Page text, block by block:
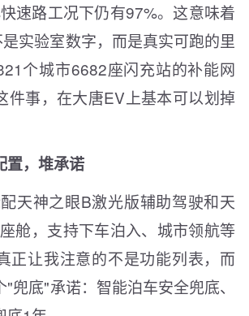
速路工况下仍有97%。这意味着
实验室数字，而是真实可跑的里
个城市6682座闪充站的补能网
件事，在大唐EV上基本可以划掉
置，堆承诺
天神之眼B激光版辅助驾驶和天
舱，支持下车泊入、城市领航等
正让我注意的不是功能列表，而
兜底"承诺：智能泊车安全兜底、